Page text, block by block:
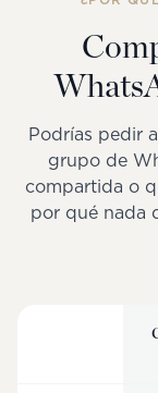
Podrías pedir
grupo de
compartida o
por qué nada